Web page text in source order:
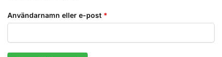
Användarnamn eller e-post *